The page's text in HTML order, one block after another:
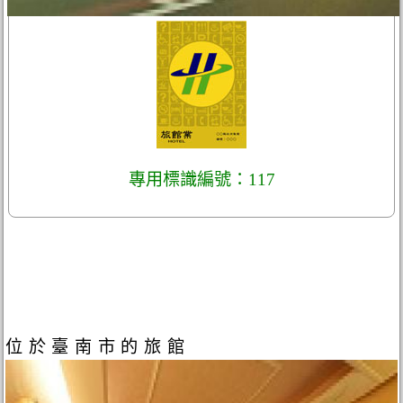
專用標識編號：117
位於臺南市的旅館